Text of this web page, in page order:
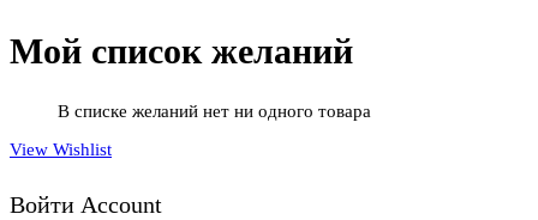
Мой список желаний
В списке желаний нет ни одного товара
View Wishlist
Войти Account